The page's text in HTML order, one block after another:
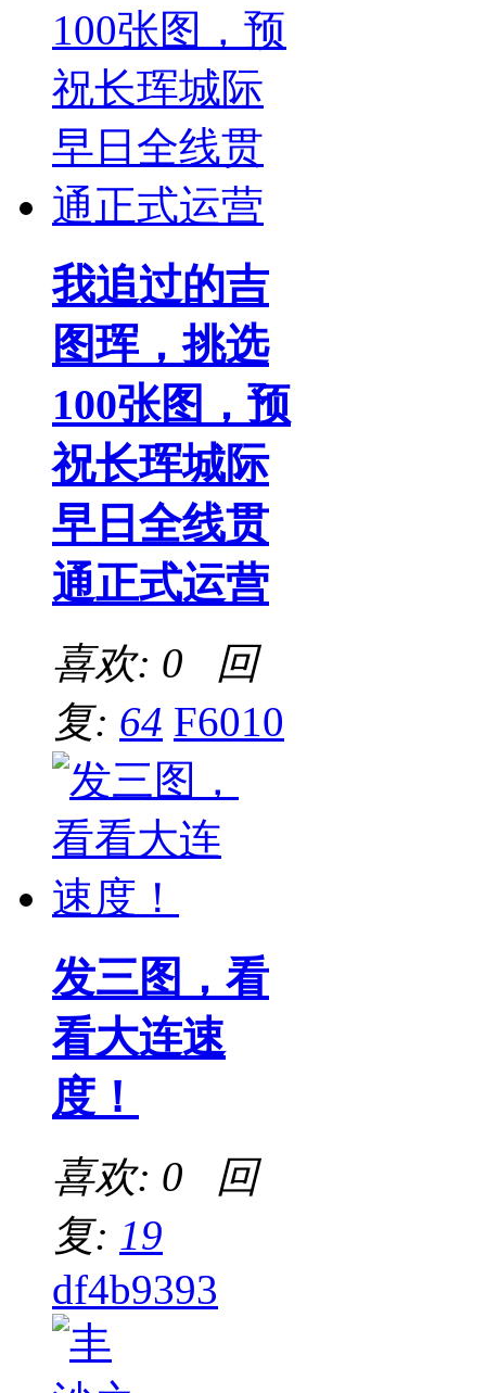
我追过的吉
图珲，挑选
100张图，预
祝长珲城际
早日全线贯
通正式运营
喜欢: 0 回
复: 64 F6010
发三图，看
看大连速
度！
喜欢: 0 回
复: 19
df4b9393